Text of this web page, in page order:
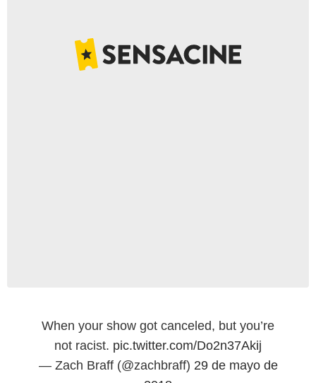
When your show got canceled, but you’re
not racist. pic.twitter.com/Do2n37Akij
— Zach Braff (@zachbraff) 29 de mayo de